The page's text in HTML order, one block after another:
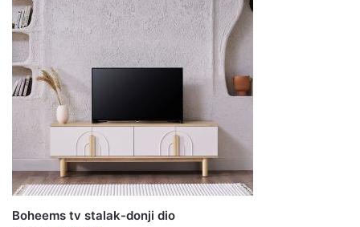
Boheems tv stalak-donji dio